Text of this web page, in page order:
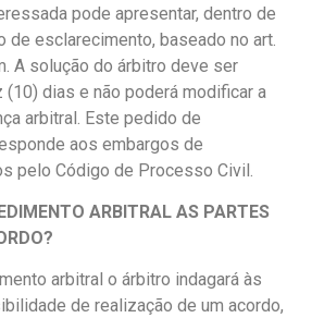
pode apresentar, dentro de
de esclarecimento, baseado no art.
A solução do árbitro deve ser
dias e não poderá modificar a
arbitral. Este pedido de
aos embargos de
pelo Código de Processo Civil.
ARBITRAL AS PARTES
arbitral o árbitro indagará às
de realização de um acordo,